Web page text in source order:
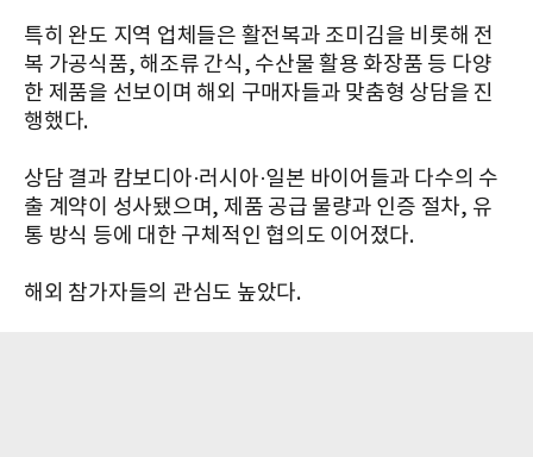
특히 완도 지역 업체들은 활전복과 조미김을 비롯해 전
복 가공식품, 해조류 간식, 수산물 활용 화장품 등 다양
한 제품을 선보이며 해외 구매자들과 맞춤형 상담을 진
행했다.
상담 결과 캄보디아·러시아·일본 바이어들과 다수의 수
출 계약이 성사됐으며, 제품 공급 물량과 인증 절차, 유
통 방식 등에 대한 구체적인 협의도 이어졌다.
해외 참가자들의 관심도 높았다.